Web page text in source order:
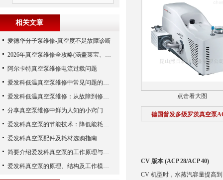
点击看大图
德国普发多级罗茨真空泵
CV 版本 (ACP 28/ACP 40)
CV 机型时，水蒸汽容量提高
相关文章
爱德华分子泵维修-真空度不足故障诊断
2026年真空泵维修全攻略(涵盖莱宝、爱德华、爱发科等品牌)
阿尔卡特真空泵维修电流过载问题
爱发科低温真空泵维修中常见问题的处理经验
爱发科低温真空泵维修：从故障到修复的全过程
分享真空泵维修中鲜为人知的小窍门
爱发科真空泵的节能技术：降低能耗，提高生产效益
爱发科真空泵配件及耗材选购指南
简要介绍爱发科真空泵的工作原理与主要部件
爱发科真空泵的原理、结构及工作模式解析